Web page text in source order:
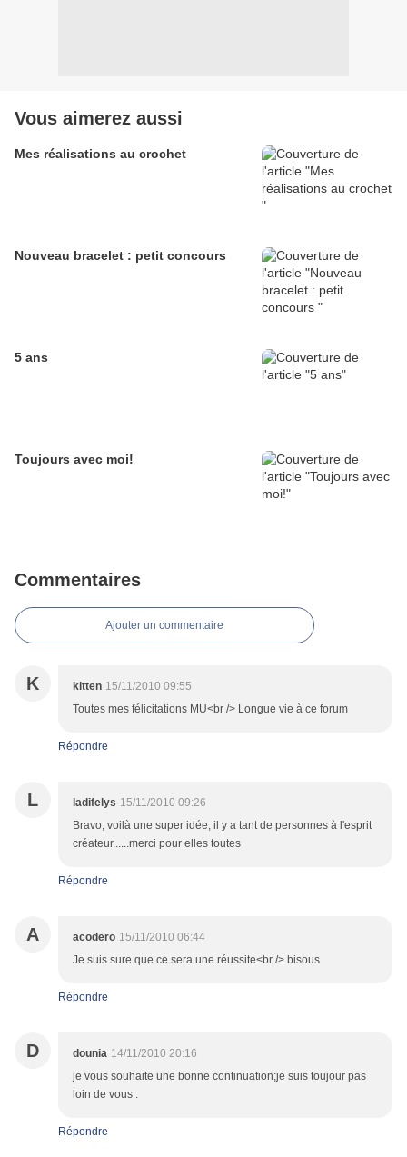
Vous aimerez aussi
Mes réalisations au crochet
Nouveau bracelet : petit concours
5 ans
Toujours avec moi!
Commentaires
Ajouter un commentaire
K kitten 15/11/2010 09:55
Toutes mes félicitations MU<br /> Longue vie à ce forum
Répondre
L ladifelys 15/11/2010 09:26
Bravo, voilà une super idée, il y a tant de personnes à l'esprit
créateur......merci pour elles toutes
Répondre
A acodero 15/11/2010 06:44
Je suis sure que ce sera une réussite<br /> bisous
Répondre
D dounia 14/11/2010 20:16
je vous souhaite une bonne continuation;je suis toujour pas
loin de vous .
Répondre